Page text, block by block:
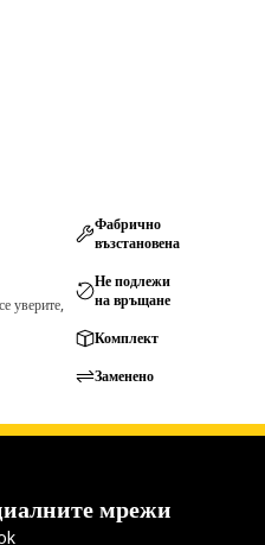
уверите,
Фабрично
възстановена
Не подлежи
на връщане
Комплект
Заменено
мрежи